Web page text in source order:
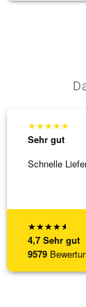
★★★★★
4,7 Sehr gut
9579
★★★★★
Sehr gut
Schnelle